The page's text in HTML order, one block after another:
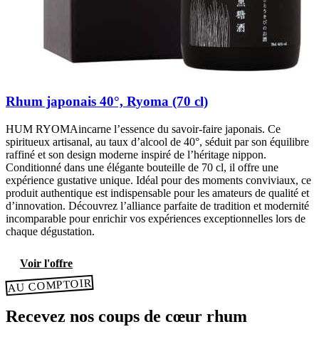
Rhum japonais 40°, Ryoma (70 cl)
HUM RYOMAincarne l’essence du savoir-faire japonais. Ce
spiritueux artisanal, au taux d’alcool de 40°, séduit par son équilibre
raffiné et son design moderne inspiré de l’héritage nippon.
Conditionné dans une élégante bouteille de 70 cl, il offre une
expérience gustative unique. Idéal pour des moments conviviaux, ce
produit authentique est indispensable pour les amateurs de qualité et
d’innovation. Découvrez l’alliance parfaite de tradition et modernité
incomparable pour enrichir vos expériences exceptionnelles lors de
chaque dégustation.
Voir l'offre
AU COMPTOIR
Recevez nos coups de cœur rhum